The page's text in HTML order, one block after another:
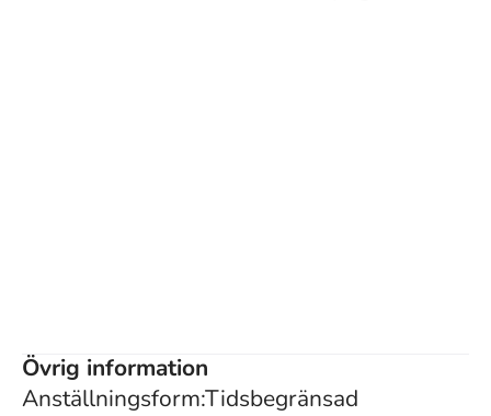
Övrig information
Anställningsform:Tidsbegränsad